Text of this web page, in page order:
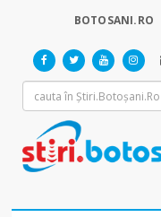
BOTOSANI.RO